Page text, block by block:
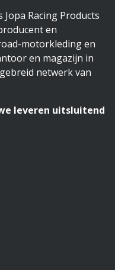
Racing Products
en
motorkleding en
en magazijn in
netwerk van
leveren uitsluitend